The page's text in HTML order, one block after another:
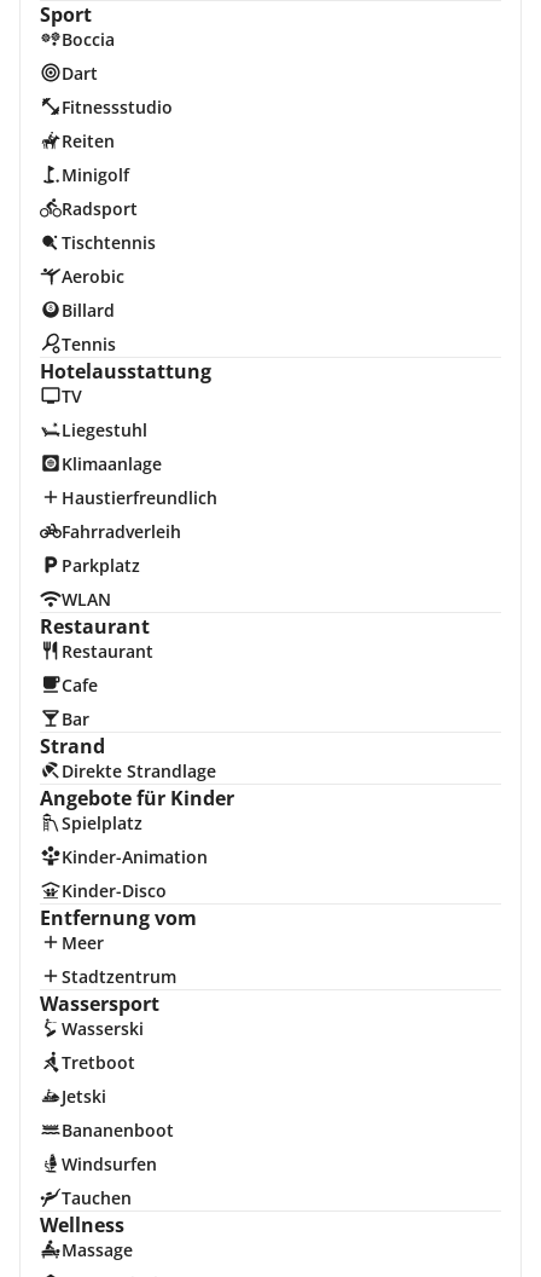
Sport
Boccia
Dart
Fitnessstudio
Reiten
Minigolf
Radsport
Tischtennis
Aerobic
Billard
Tennis
Hotelausstattung
TV
Liegestuhl
Klimaanlage
Haustierfreundlich
Fahrradverleih
Parkplatz
WLAN
Restaurant
Restaurant
Cafe
Bar
Strand
Direkte Strandlage
Angebote für Kinder
Spielplatz
Kinder-Animation
Kinder-Disco
Entfernung vom
Meer
Stadtzentrum
Wassersport
Wasserski
Tretboot
Jetski
Bananenboot
Windsurfen
Tauchen
Wellness
Massage